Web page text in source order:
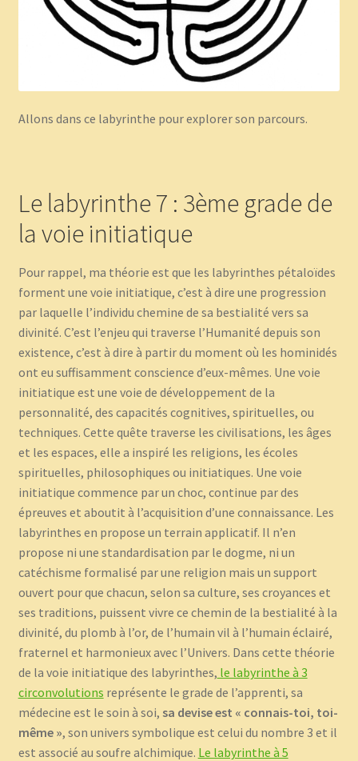
Allons dans ce labyrinthe pour explorer son parcours.
Le labyrinthe 7 : 3ème grade de
la voie initiatique
Pour rappel, ma théorie est que les labyrinthes pétaloïdes
forment une voie initiatique, c’est à dire une progression
par laquelle l’individu chemine de sa bestialité vers sa
divinité. C’est l’enjeu qui traverse l’Humanité depuis son
existence, c’est à dire à partir du moment où les hominidés
ont eu suffisamment conscience d’eux-mêmes. Une voie
initiatique est une voie de développement de la
personnalité, des capacités cognitives, spirituelles, ou
techniques. Cette quête traverse les civilisations, les âges
et les espaces, elle a inspiré les religions, les écoles
spirituelles, philosophiques ou initiatiques. Une voie
initiatique commence par un choc, continue par des
épreuves et aboutit à l’acquisition d’une connaissance. Les
labyrinthes en propose un terrain applicatif. Il n’en
propose ni une standardisation par le dogme, ni un
catéchisme formalisé par une religion mais un support
ouvert pour que chacun, selon sa culture, ses croyances et
ses traditions, puissent vivre ce chemin de la bestialité à la
divinité, du plomb à l’or, de l’humain vil à l’humain éclairé,
fraternel et harmonieux avec l’Univers. Dans cette théorie
de la voie initiatique des labyrinthes, le labyrinthe à 3
circonvolutions représente le grade de l’apprenti, sa
médecine est le soin à soi, sa devise est « connais-toi, toi-
même », son univers symbolique est celui du nombre 3 et il
est associé au soufre alchimique. Le labyrinthe à 5